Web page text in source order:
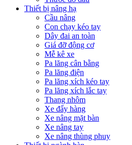
Thiết bị nâng hạ
Cầu nâng
Con chạy kéo tay
Dây đai an toàn
Giá đỡ động cơ
Mễ kê xe
Pa lăng cân bằng
Pa lăng điện
Pa lăng xích kéo tay
Pa lăng xích lắc tay
Thang nhôm
Xe đẩy hàng
Xe nâng mặt bàn
Xe nâng tay
Xe nâng thùng phuy